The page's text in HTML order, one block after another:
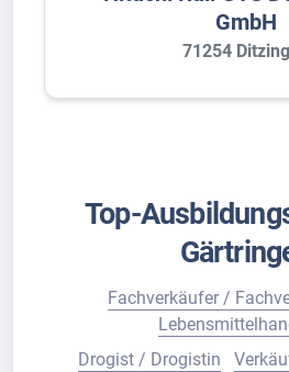
GmbH
71254
Top-
Fachverkäufer /
Drogist / Drogistin